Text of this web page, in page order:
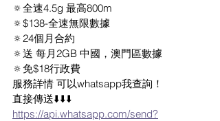
🔅全速4.5g 最高800m
🔅$138-全速無限數據
🔅24個月合約
🔅送 每月2GB 中國，澳門區數據
🔅免$18行政費
服務詳情 可以whatsapp我查詢！
直接傳送⬇️⬇️⬇️
https://api.whatsapp.com/send?